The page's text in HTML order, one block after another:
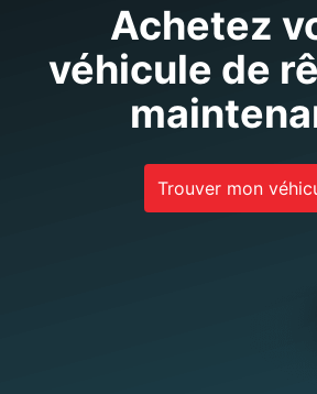
Achetez
véhicule de
Trouver mon